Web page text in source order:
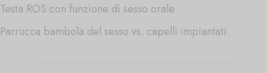
Testa ROS con funzione di sesso orale
Parrucca bambola del sesso vs. capelli impiantati